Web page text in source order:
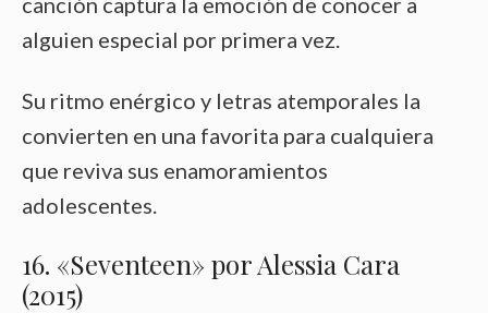
alguien especial por primera vez.
Su ritmo enérgico y letras atemporales la
convierten en una favorita para cualquiera
que reviva sus enamoramientos
adolescentes.
16. «Seventeen» por Alessia Cara
(2015)